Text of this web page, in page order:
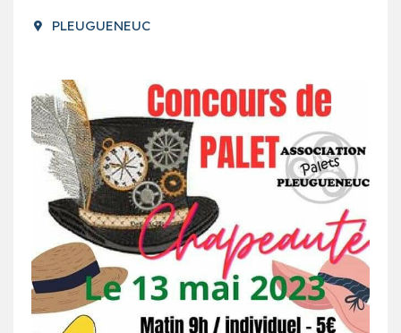
PLEUGUENEUC